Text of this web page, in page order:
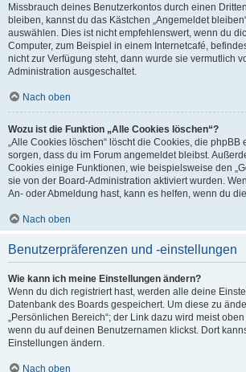
Missbrauch deines Benutzerkontos durch einen
bleiben, kannst du das Kästchen „Angemeldet
auswählen. Dies ist nicht empfehlenswert, wenn du
Computer, zum Beispiel in einem Internetcafé,
nicht zur Verfügung steht, dann wurde sie vermutlich
Administration ausgeschaltet.
Nach oben
Wozu ist die Funktion „Alle Cookies löschen“?
„Alle Cookies löschen“ löscht die Cookies, die phpBB
sorgen, dass du im Forum angemeldet bleibst.
Cookies einige Funktionen, wie beispielsweise den
sie von der Board-Administration aktiviert wurden.
An- oder Abmeldung hast, kann es helfen, wenn du
Nach oben
Benutzerpräferenzen und -einstellungen
Wie kann ich meine Einstellungen ändern?
Wenn du dich registriert hast, werden alle deine
Datenbank des Boards gespeichert. Um diese zu
„Persönlichen Bereich“; der Link dazu wird meist
wenn du auf deinen Benutzernamen klickst. Dort
Einstellungen ändern.
Nach oben